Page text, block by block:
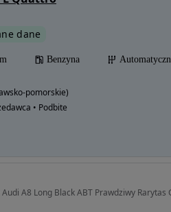
dane
Benzyna
pomorskie)
• Podbite
Audi A8 Long Black ABT Prawdziwy Rarytas